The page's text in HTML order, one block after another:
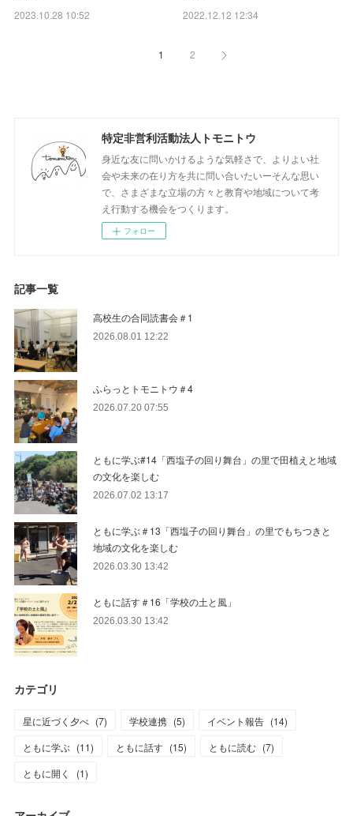
2023.10.28 10:52 2022.12.12 12:34
1 2
特定非営利活動法人トモニトウ
身近な友に問いかけるような気軽さで、よりよい社
会や未来の在り方を共に問い合いたいーそんな思い
で、さまざまな立場の方々と教育や地域について考
え行動する機会をつくります。
フォロー
記事一覧
高校生の合同読書会＃1
2026.08.01 12:22
ふらっとトモニトウ＃4
2026.07.20 07:55
ともに学ぶ#14「西塩子の回り舞台」の里で田植えと地域
の文化を楽しむ
2026.07.02 13:17
ともに学ぶ＃13「西塩子の回り舞台」の里でもちつきと
地域の文化を楽しむ
2026.03.30 13:42
ともに話す＃16「学校の土と風」
2026.03.30 13:42
カテゴリ
星に近づく夕べ (7) 学校連携 (5) イベント報告 (14)
ともに学ぶ (11) ともに話す (15) ともに読む (7)
ともに開く
(1)